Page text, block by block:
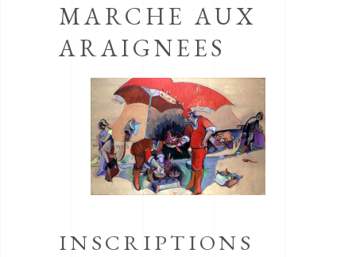
MARCHE AUX
ARAIGNEES
INSCRIPTIONS